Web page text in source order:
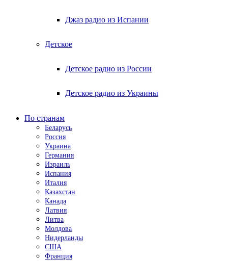
Джаз радио из Испании
Детское
Детское радио из России
Детское радио из Украины
По странам
Беларусь
Россия
Украина
Германия
Израиль
Испания
Италия
Казахстан
Канада
Латвия
Литва
Молдова
Нидерланды
США
Франция